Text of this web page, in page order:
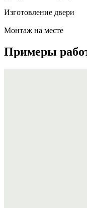
Изготовление двери
Монтаж на месте
Примеры